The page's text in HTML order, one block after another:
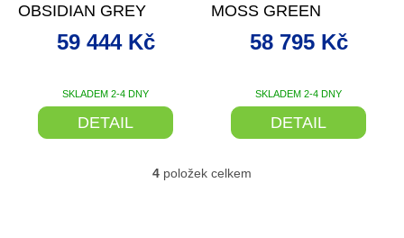
OBSIDIAN GREY
SKLADEM 2-4 DNY
59 444 Kč
DETAIL
MOSS GREEN
SKLADEM 2-4 DNY
58 795 Kč
DETAIL
O
4 položek celkem